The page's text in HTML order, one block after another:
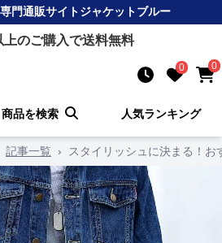
専門通販サイトジャケットブルー
上のご購入で送料無料
0 0
商品を検索 人気ランキング
記事一覧 › スタイリッシュに決まる！